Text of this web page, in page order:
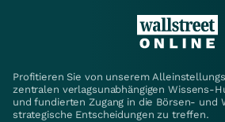
Profitieren Sie von unserem
zentralen verlagsunabhängigen Wissens-
und fundierten Zugang in die Börsen- und
strategische Entscheidungen zu treffen.